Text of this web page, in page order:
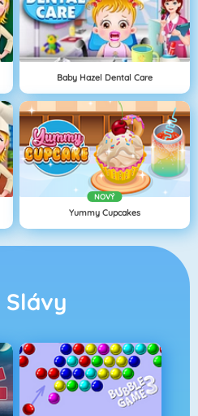
Baby Hazel Dental Care
NOVÝ
Yummy Cupcakes
Slávy